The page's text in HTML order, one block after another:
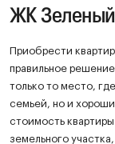
ЖК
Приобрести
правильное
только то место,
семьей, но и
стоимость
земельного